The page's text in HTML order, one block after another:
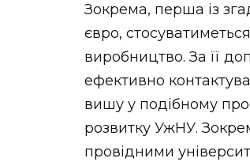
Зокрема, перша із
євро,
виробництво. За її
ефективно
вишу у подібному
розвитку УжНУ.
провідними